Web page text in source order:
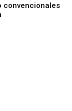
convencionales